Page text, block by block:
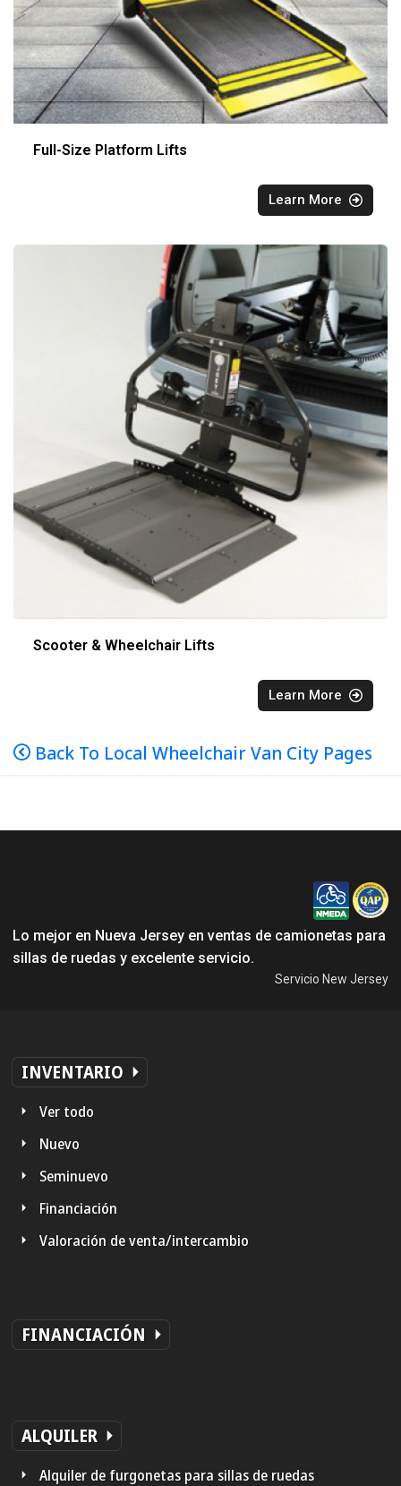
Full-Size Platform Lifts
Learn More
Scooter & Wheelchair Lifts
Learn More
Back To Local Wheelchair Van City Pages
Lo mejor en Nueva Jersey en ventas de camionetas para
sillas de ruedas y excelente servicio.
Servicio New Jersey
INVENTARIO
Ver todo
Nuevo
Seminuevo
Financiación
Valoración de venta/intercambio
FINANCIACIÓN
ALQUILER
Alquiler de furgonetas para sillas de ruedas